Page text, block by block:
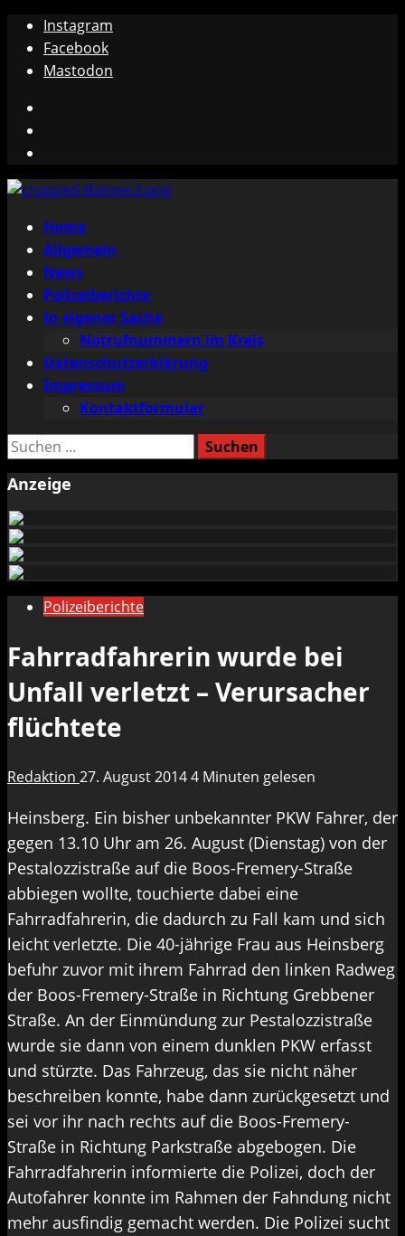
Zum
Inhalt
springen
Instagram
Facebook
Mastodon
Primäres
Menü
Home
Allgemein
News
Polizeiberichte
In eigener Sache
Notrufnummern im Kreis
Datenschutzerklärung
Impressum
Kontaktformular
Suchen
Anzeige
Polizeiberichte
Fahrradfahrerin wurde bei
Unfall verletzt – Verursacher
flüchtete
Redaktion 27. August 20144 Minuten gelesen
Heinsberg. Ein bisher unbekannter PKW Fahrer, der
gegen 13.10 Uhr am 26. August (Dienstag) von der
Pestalozzistraße auf die Boos-Fremery-Straße
abbiegen wollte, touchierte dabei eine
Fahrradfahrerin, die dadurch zu Fall kam und sich
leicht verletzte. Die 40-jährige Frau aus Heinsberg
befuhr zuvor mit ihrem Fahrrad den linken Radweg
der Boos-Fremery-Straße in Richtung Grebbener
Straße. An der Einmündung zur Pestalozzistraße
wurde sie dann von einem dunklen PKW erfasst
und stürzte. Das Fahrzeug, das sie nicht näher
beschreiben konnte, habe dann zurückgesetzt und
sei vor ihr nach rechts auf die Boos-Fremery-
Straße in Richtung Parkstraße abgebogen. Die
Fahrradfahrerin informierte die Polizei, doch der
Autofahrer konnte im Rahmen der Fahndung nicht
mehr ausfindig gemacht werden. Die Polizei sucht